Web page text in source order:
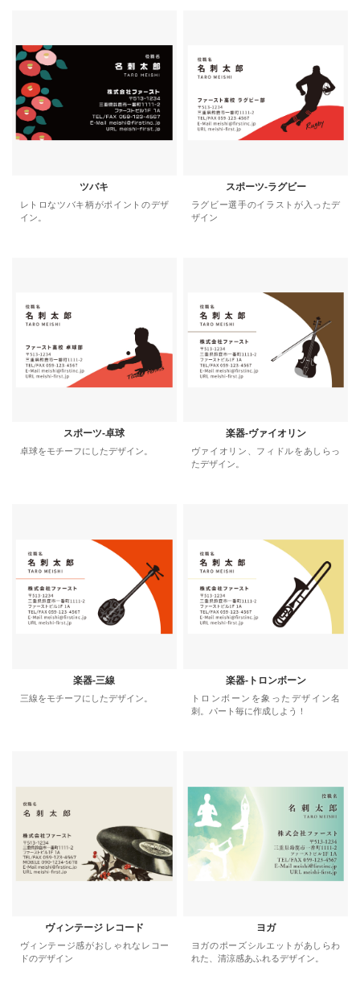
ツバキ
レトロなツバキ柄がポイントのデザ
イン。
スポーツ-ラグビー
ラグビー選手のイラストが入ったデ
ザイン
スポーツ-卓球
卓球をモチーフにしたデザイン。
楽器-ヴァイオリン
ヴァイオリン、フィドルをあしらっ
たデザイン。
楽器-三線
三線をモチーフにしたデザイン。
楽器-トロンボーン
トロンボーンを象ったデザイン名
刺。パート毎に作成しよう！
ヴィンテージ レコード
ヴィンテージ感がおしゃれなレコー
ドのデザイン
ヨガ
ヨガのポーズシルエットがあしらわ
れた、清涼感あふれるデザイン。